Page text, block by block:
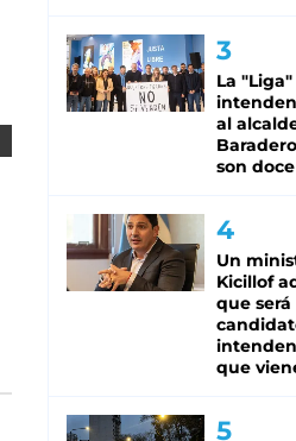
La
al
son doce
Un
Kicillof
que será
que